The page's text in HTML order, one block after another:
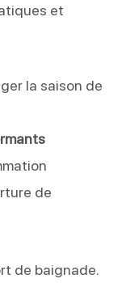
et
la saison de
de
de baignade.